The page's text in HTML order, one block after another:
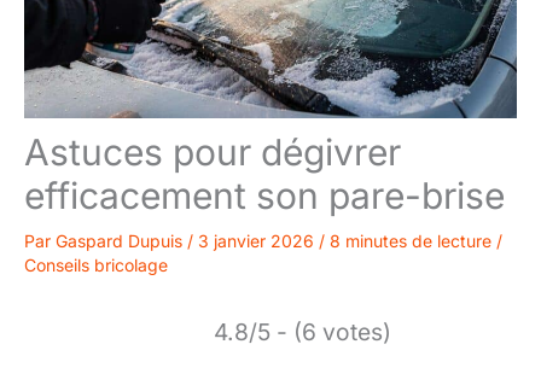
Astuces pour dégivrer
efficacement son pare-brise
Par Gaspard Dupuis / 3 janvier 2026 / 8 minutes de lecture /
Conseils bricolage
4.8/5 - (6 votes)